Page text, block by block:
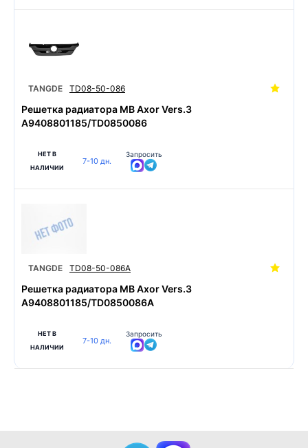
TANGDE TD08-50-086
Решетка радиатора MB Axor Vers.3
A9408801185/TD0850086
НЕТ В
НАЛИЧИИ
7-10 дн.
Запросить
TANGDE TD08-50-086A
Решетка радиатора MB Axor Vers.3
A9408801185/TD0850086A
НЕТ В
НАЛИЧИИ
7-10 дн.
Запросить